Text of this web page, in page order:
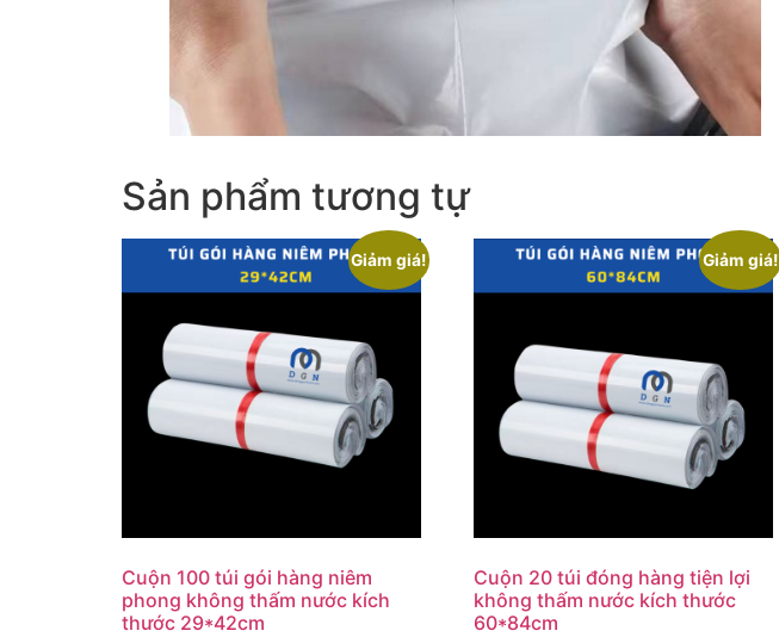
Sản phẩm tương tự
Giảm giá!
Cuộn 100 túi gói hàng niêm
phong không thấm nước kích
thước 29*42cm
Giảm giá!
Cuộn 20 túi đóng hàng tiện lợi
không thấm nước kích thước
60*84cm